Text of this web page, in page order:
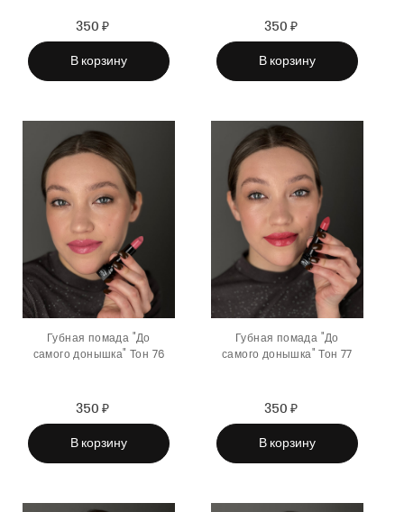
Sale
price
350 ₽
price
В корзину
Sale
price
350 ₽
price
В корзину
Губная помада "До
самого донышка" Тон 76
Sale
price
350 ₽
price
В корзину
Губная помада "До
самого донышка" Тон 77
Sale
price
350 ₽
price
В корзину